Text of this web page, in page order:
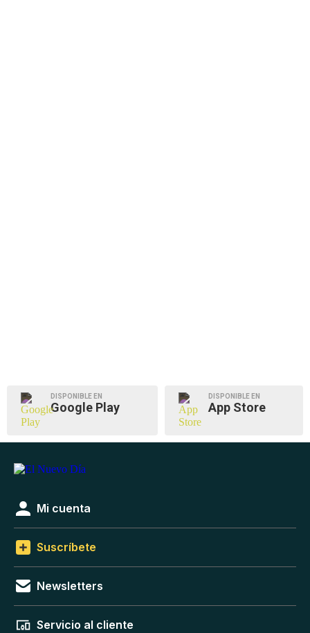
DISPONIBLE EN
Google Play
DISPONIBLE EN
App Store
Mi cuenta
Suscríbete
Newsletters
Servicio al cliente